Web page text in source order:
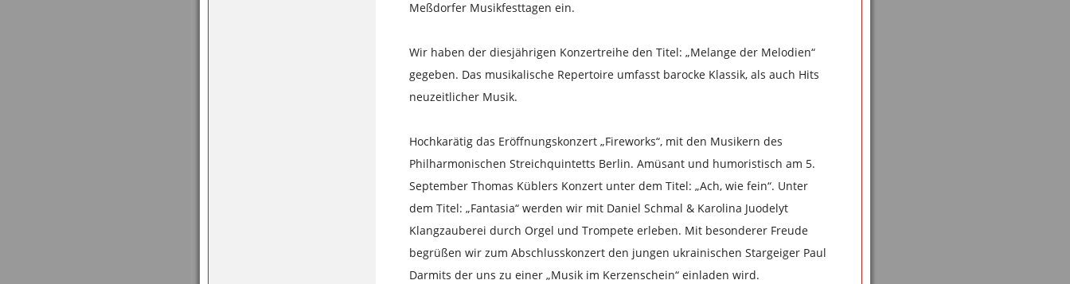
Meßdorfer Musikfesttagen ein.
Wir haben der diesjährigen Konzertreihe den Titel: „Melange der Melodien“
gegeben. Das musikalische Repertoire umfasst barocke Klassik, als auch Hits
neuzeitlicher Musik.
Hochkarätig das Eröffnungskonzert „Fireworks“, mit den Musikern des
Philharmonischen Streichquintetts Berlin. Amüsant und humoristisch am 5.
September Thomas Küblers Konzert unter dem Titel: „Ach, wie fein“. Unter
dem Titel: „Fantasia“ werden wir mit Daniel Schmal & Karolina Juodelyt
Klangzauberei durch Orgel und Trompete erleben. Mit besonderer Freude
begrüßen wir zum Abschlusskonzert den jungen ukrainischen Stargeiger Paul
Darmits der uns zu einer „Musik im Kerzenschein“ einladen wird.